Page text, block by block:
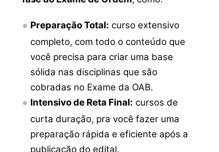
Preparação Total: curso extensivo
completo, com todo o conteúdo que
você precisa para criar uma base
sólida nas disciplinas que são
cobradas no Exame da OAB.
Intensivo de Reta Final: cursos de
curta duração, pra você fazer uma
preparação rápida e eficiente após a
publicação do edital.